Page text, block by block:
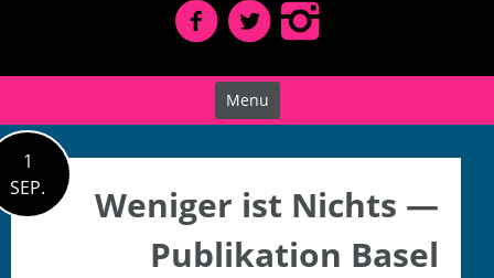
Menu
1
SEP.
Weniger ist Nichts —
Publikation Basel